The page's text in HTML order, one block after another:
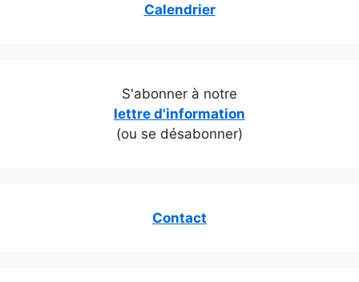
Calendrier
S'abonner à notre
lettre d'information
(ou se désabonner)
Contact